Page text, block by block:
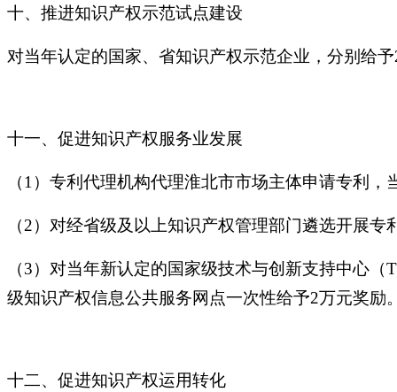
十、推进知识产权示范试点建设
对当年认定的国家、省知识产权示范企业，分别给
十一、促进知识产权服务业发展
（1）专利代理机构代理淮北市市场主体申请专利
（2）对经省级及以上知识产权管理部门遴选开展
（3）对当年新认定的国家级技术与创新支持中心
级知识产权信息公共服务网点一次性给予2万元奖励
十二、促进知识产权运用转化